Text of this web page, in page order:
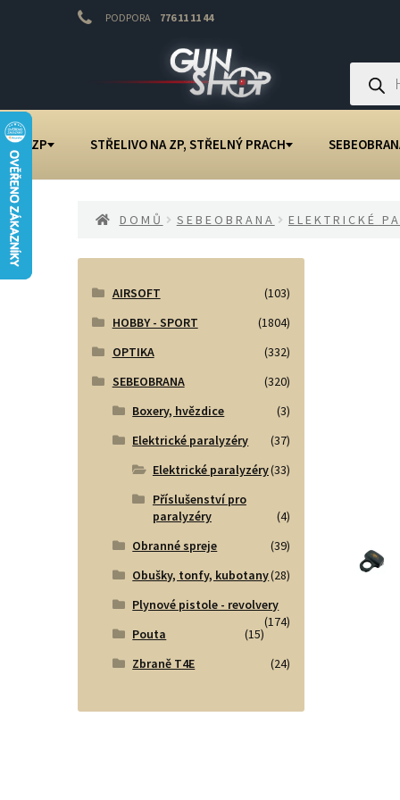
PODPORA 776 11 11 44
webu
Products
search
NA ZP STŘELIVO NA ZP, STŘELNÝ PRACH
DOMŮ SEBEOBRANA ELEKTRICKÉ
AIRSOFT
(103)
HOBBY - SPORT
(1804)
OPTIKA
(332)
SEBEOBRANA
(320)
Boxery, hvězdice
(3)
Elektrické paralyzéry
(37)
Elektrické paralyzéry(33)
Příslušenství pro
paralyzéry
(4)
Obranné spreje
(39)
Obušky, tonfy, kubotany(28)
Plynové pistole - revolvery
(174)
Pouta
(15)
Zbraně T4E
(24)